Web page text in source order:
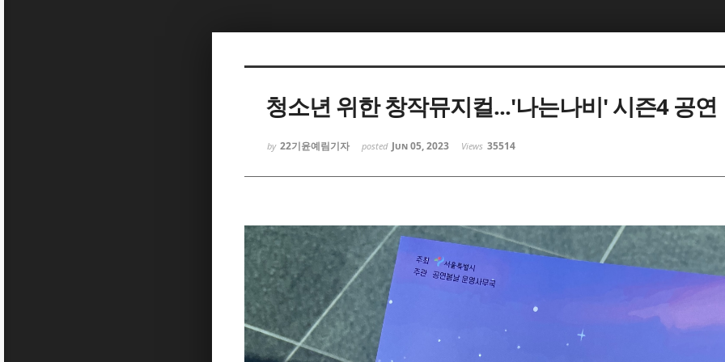
청소년 위한 창작뮤지컬...'나는나비' 시즌4 공연
by 22기윤예림기자 posted Jun 05, 2023 Views 35514
Sketchbook5, 스케치북5
Sketchbook5, 스케치북5